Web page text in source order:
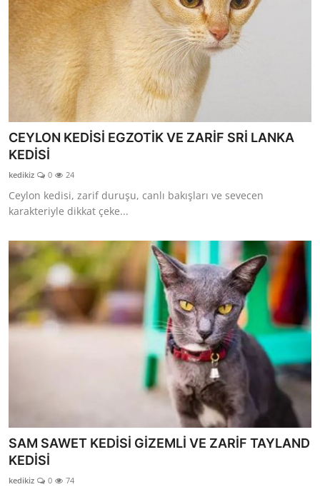
CEYLON KEDİSİ EGZOTİK VE ZARİF SRİ LANKA
KEDİSİ
kedikiz 0 24
Ceylon kedisi, zarif duruşu, canlı bakışları ve sevecen
karakteriyle dikkat çeke...
SAM SAWET KEDİSİ GİZEMLİ VE ZARİF TAYLAND
KEDİSİ
kedikiz 0 74